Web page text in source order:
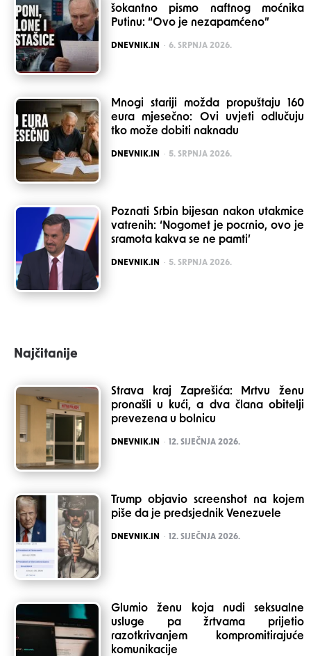
šokantno pismo naftnog moćnika
Putinu: “Ovo je nezapamćeno”
POSTED
DNEVNIK.IN 6. SRPNJA 2026.
Mnogi stariji možda propuštaju 160
eura mjesečno: Ovi uvjeti odlučuju
tko može dobiti naknadu
POSTED
DNEVNIK.IN 5. SRPNJA 2026.
Poznati Srbin bijesan nakon utakmice
vatrenih: ‘Nogomet je pocrnio, ovo je
sramota kakva se ne pamti’
POSTED
DNEVNIK.IN 5. SRPNJA 2026.
Najčitanije
Strava kraj Zaprešića: Mrtvu ženu
pronašli u kući, a dva člana obitelji
prevezena u bolnicu
POSTED
DNEVNIK.IN 12. SIJEČNJA 2026.
Trump objavio screenshot na kojem
piše da je predsjednik Venezuele
POSTED
DNEVNIK.IN 12. SIJEČNJA 2026.
Glumio ženu koja nudi seksualne
usluge pa žrtvama prijetio
razotkrivanjem kompromitirajuće
komunikacije